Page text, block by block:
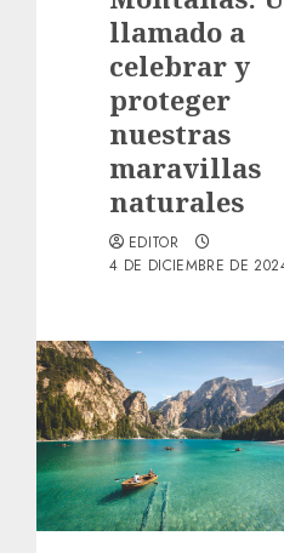
llamado a
celebrar y
proteger
nuestras
maravillas
naturales
EDITOR
4 DE DICIEMBRE DE